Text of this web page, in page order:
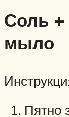
Соль +
мыло
Пятно